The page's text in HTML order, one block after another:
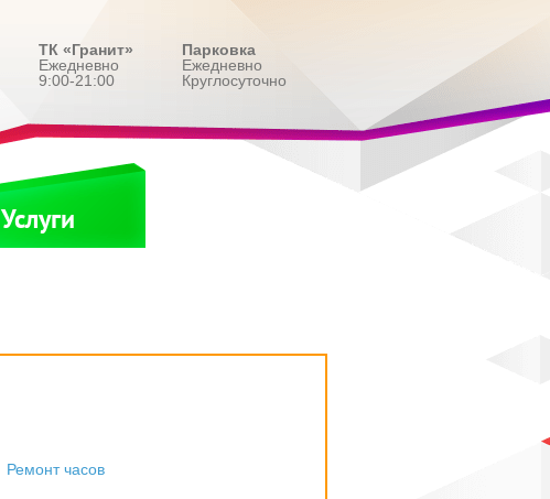
ТК «Гранит»
Ежедневно
9:00-21:00
Парковка
Ежедневно
Круглосуточно
Услуги
Ремонт часов